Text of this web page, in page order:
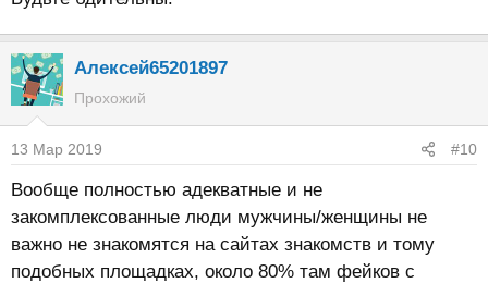
Алексей65201897
Прохожий
13 Мар 2019 #10
Вообще полностью адекватные и не
закомплексованные люди мужчины/женщины не
важно не знакомятся на сайтах знакомств и тому
подобных площадках, около 80% там фейков с